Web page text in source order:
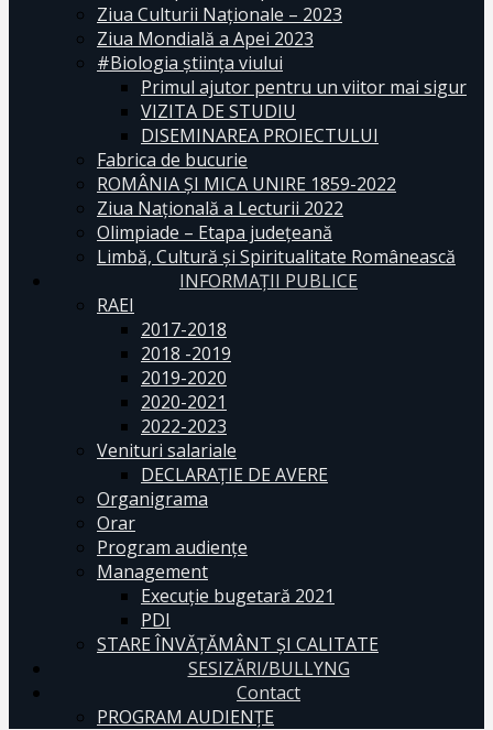
Ziua Culturii Naționale – 2023
Ziua Mondială a Apei 2023
#Biologia știința viului
Primul ajutor pentru un viitor mai sigur
VIZITA DE STUDIU
DISEMINAREA PROIECTULUI
Fabrica de bucurie
ROMÂNIA ŞI MICA UNIRE 1859-2022
Ziua Naţională a Lecturii 2022
Olimpiade – Etapa judeţeană
Limbă, Cultură și Spiritualitate Românească
INFORMAŢII PUBLICE
RAEI
2017-2018
2018 -2019
2019-2020
2020-2021
2022-2023
Venituri salariale
DECLARAŢIE DE AVERE
Organigrama
Orar
Program audiențe
Management
Execuţie bugetară 2021
PDI
STARE ÎNVĂȚĂMÂNT ȘI CALITATE
SESIZĂRI/BULLYNG
Contact
PROGRAM AUDIENŢE